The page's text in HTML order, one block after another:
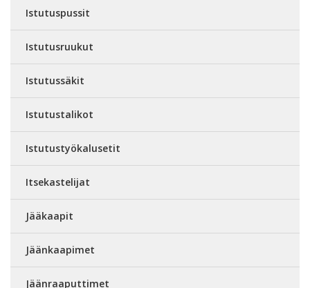
Istutuspussit
Istutusruukut
Istutussäkit
Istutustalikot
Istutustyökalusetit
Itsekastelijat
Jääkaapit
Jäänkaapimet
Jäänraaputtimet